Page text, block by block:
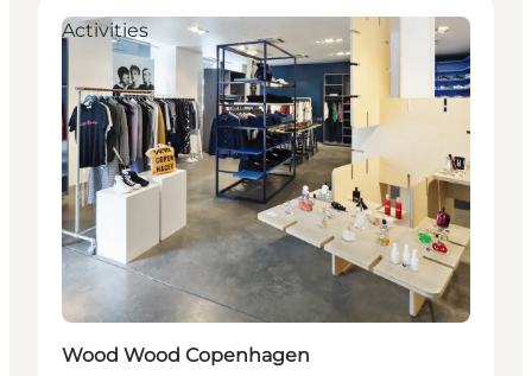
Activities
Wood Wood Copenhagen